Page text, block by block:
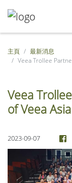
主頁
最新消息
Veea Trollee
Veea
of Veea
2023-09-07